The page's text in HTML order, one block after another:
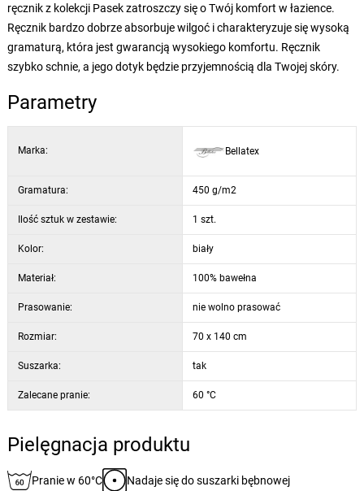
ręcznik z kolekcji Pasek zatroszczy się o Twój komfort w łazience.
Ręcznik bardzo dobrze absorbuje wilgoć i charakteryzuje się wysoką
gramaturą, która jest gwarancją wysokiego komfortu. Ręcznik
szybko schnie, a jego dotyk będzie przyjemnością dla Twojej skóry.
Parametry
Marka: Bellatex
Gramatura: 450 g/m2
Ilość sztuk w zestawie: 1 szt.
Kolor: biały
Materiał: 100% bawełna
Prasowanie: nie wolno prasować
Rozmiar: 70 x 140 cm
Suszarka: tak
Zalecane pranie: 60 °C
Pielęgnacja produktu
Pranie w 60°C Nadaje się do suszarki bębnowej